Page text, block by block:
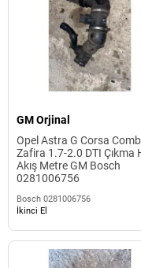
GM Orjinal
Opel Astra G Corsa
Zafira 1.7-2.0 DTI Çıkma
Akış Metre GM Bosch
0281006756
Bosch 0281006756
İkinci El